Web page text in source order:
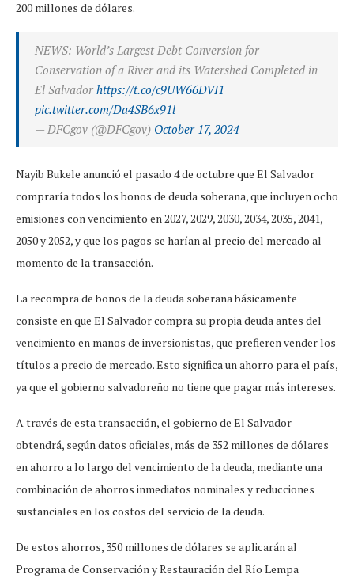
200 millones de dólares.
NEWS: World’s Largest Debt Conversion for
Conservation of a River and its Watershed Completed in
El Salvadorhttps://t.co/c9UW66DVI1
pic.twitter.com/Da4SB6x91l
— DFCgov (@DFCgov) October 17, 2024
Nayib Bukele anunció el pasado 4 de octubre que El Salvador
compraría todos los bonos de deuda soberana, que incluyen ocho
emisiones con vencimiento en 2027, 2029, 2030, 2034, 2035, 2041,
2050 y 2052, y que los pagos se harían al precio del mercado al
momento de la transacción.
La recompra de bonos de la deuda soberana básicamente
consiste en que El Salvador compra su propia deuda antes del
vencimiento en manos de inversionistas, que prefieren vender los
títulos a precio de mercado. Esto significa un ahorro para el país,
ya que el gobierno salvadoreño no tiene que pagar más intereses.
A través de esta transacción, el gobierno de El Salvador
obtendrá, según datos oficiales, más de 352 millones de dólares
en ahorro a lo largo del vencimiento de la deuda, mediante una
combinación de ahorros inmediatos nominales y reducciones
sustanciales en los costos del servicio de la deuda.
De estos ahorros, 350 millones de dólares se aplicarán al
Programa de Conservación y Restauración del Río Lempa